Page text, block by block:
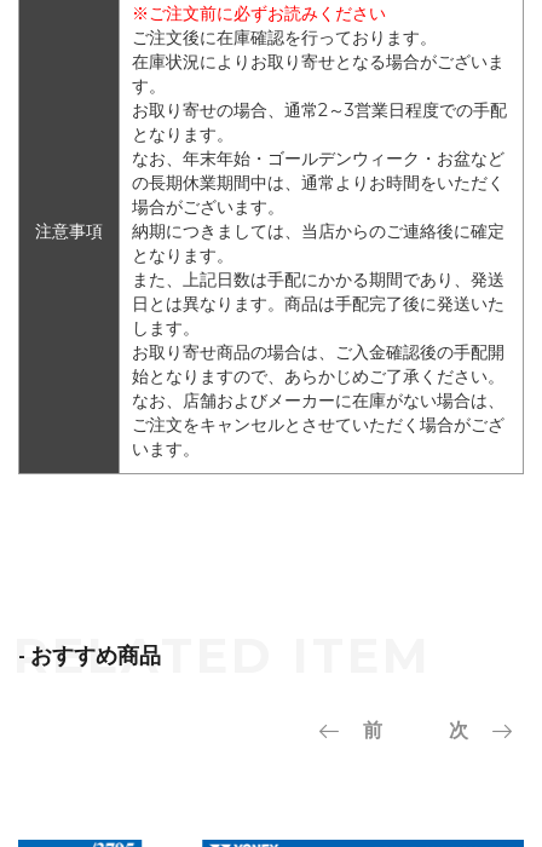
注意事項
※ご注文前に必ずお読みください
ご注文後に在庫確認を行っております。
在庫状況によりお取り寄せとなる場合がございま
す。
お取り寄せの場合、通常2～3営業日程度での手配
となります。
なお、年末年始・ゴールデンウィーク・お盆など
の長期休業期間中は、通常よりお時間をいただく
場合がございます。
納期につきましては、当店からのご連絡後に確定
となります。
また、上記日数は手配にかかる期間であり、発送
日とは異なります。商品は手配完了後に発送いた
します。
お取り寄せ商品の場合は、ご入金確認後の手配開
始となりますので、あらかじめご了承ください。
なお、店舗およびメーカーに在庫がない場合は、
ご注文をキャンセルとさせていただく場合がござ
います。
- おすすめ商品
前 次